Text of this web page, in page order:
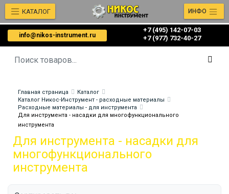
info@nikos-instrument.ru
+7 (495) 142-07-03
‎‎+7 (977) 732-40-27
КАТАЛОГ ИНФО
Главная страница
Каталог
Каталог Никос-Инструмент - расходные материалы
Расходные материалы - для инструмента
Для инструмента - насадки для многофункционального
инструмента
Для инструмента - насадки для
многофункционального
инструмента